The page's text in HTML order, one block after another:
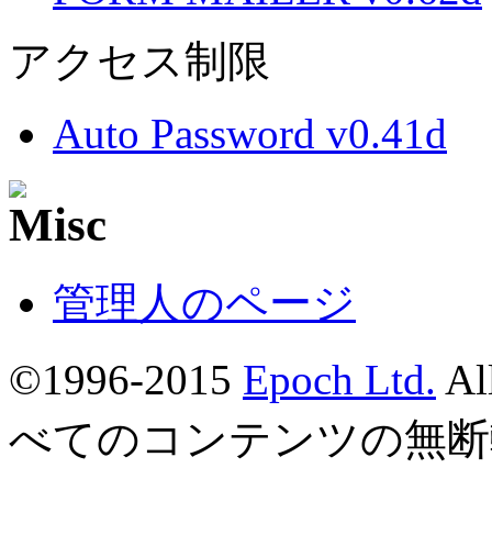
アクセス制限
Auto Password v0.41d
管理人のページ
©1996-2015 Epoch Ltd.
べてのコンテンツの無